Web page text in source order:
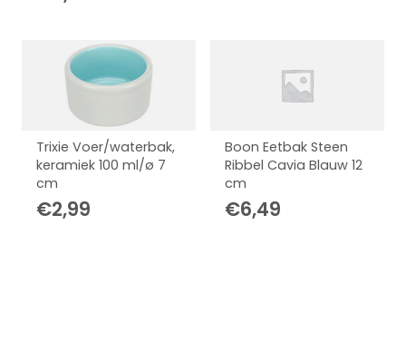
Trixie Voer/waterbak,
keramiek 100 ml/ø 7
cm
€2,99
Boon Eetbak Steen
Ribbel Cavia Blauw 12
cm
€6,49